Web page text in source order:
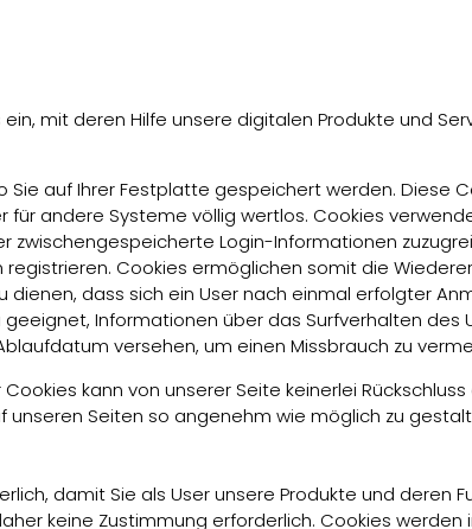
mit deren Hilfe unsere digitalen Produkte und
Sie auf Ihrer Festplatte gespeichert werden. Diese
andere Systeme völlig wertlos. Cookies
zwischengespeicherte Login-Informationen
Cookies ermöglichen somit die
dass sich ein User nach einmal erfolgter
Informationen über das Surfverhalten des
versehen, um einen Missbrauch zu
kann von unserer Seite keinerlei Rückschluss
Seiten so angenehm wie möglich zu
damit Sie als User unsere Produkte und deren
keine Zustimmung erforderlich. Cookies werden